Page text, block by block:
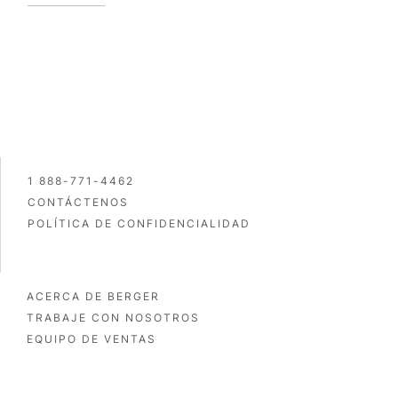
1 888-771-4462
CONTÁCTENOS
POLÍTICA DE CONFIDENCIALIDAD
ACERCA DE BERGER
TRABAJE CON NOSOTROS
EQUIPO DE VENTAS